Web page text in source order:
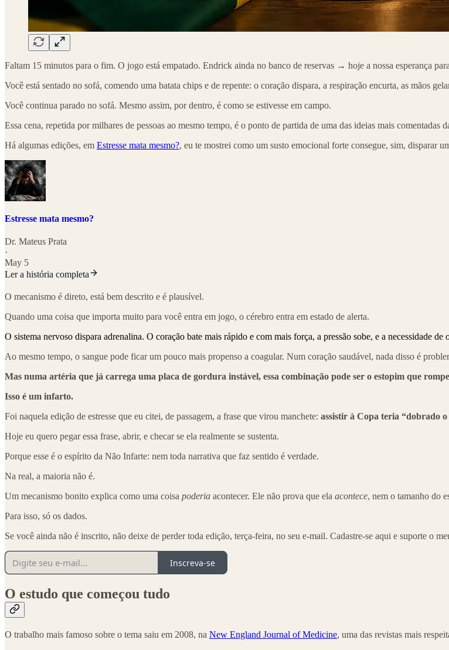
Faltam 15 minutos para o fim. O jogo está empatado. Endrick ainda no banco de reservas → hoje a nossa esperança
Você está sentado no sofá, comendo uma batata chips e de repente: o coração dispara, a respiração encurta, as mãos
Você continua parado no sofá. Mesmo assim, por dentro, é como se estivesse em campo.
Essa cena, repetida por milhares de pessoas ao mesmo tempo, é o ponto de partida de uma das ideias mais comentadas
Há algumas edições, em Estresse mata mesmo?, eu te mostrei como um susto emocional forte consegue, sim, disparar
Estresse mata mesmo?
Dr. Mateus Prata
·
May 5
Ler a história completa
O mecanismo é direto, está bem descrito e é plausível.
Quando uma coisa que importa muito para você entra em jogo, o cérebro entra em estado de alerta.
O sistema nervoso dispara adrenalina. O coração bate mais rápido e com mais força, a pressão sobe, e a necessidade
Ao mesmo tempo, o sangue pode ficar um pouco mais propenso a coagular. Num coração saudável, nada disso é
Mas numa artéria que já carrega uma placa de gordura instável, essa combinação pode ser o estopim que
Isso é um infarto.
Foi naquela edição de estresse que eu citei, de passagem, a frase que virou manchete: assistir à Copa teria “dobrado o
Hoje eu quero pegar essa frase, abrir, e checar se ela realmente se sustenta.
Porque esse é o espírito da Não Infarte: nem toda narrativa que faz sentido é verdade.
Na real, a maioria não é.
Um mecanismo bonito explica como uma coisa poderia acontecer. Ele não prova que ela acontece, nem o tamanho do
Para isso, só os dados.
Se você ainda não é inscrito, não deixe de perder toda edição, terça-feira, no seu e-mail. Cadastre-se aqui e suporte o
Inscreva-se
O estudo que começou tudo
O trabalho mais famoso sobre o tema saiu em 2008, na New England Journal of Medicine, uma das revistas mais